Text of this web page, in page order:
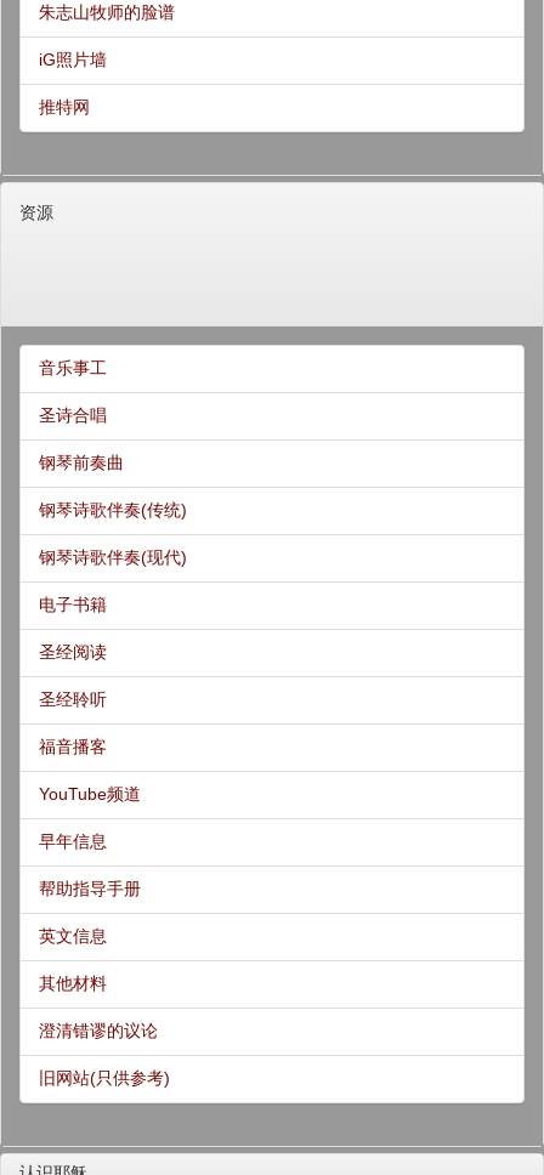
朱志山牧师的脸谱
iG照片墙
推特网
资源
音乐事工
圣诗合唱
钢琴前奏曲
钢琴诗歌伴奏(传统)
钢琴诗歌伴奏(现代)
电子书籍
圣经阅读
圣经聆听
福音播客
YouTube频道
早年信息
帮助指导手册
英文信息
其他材料
澄清错谬的议论
旧网站(只供参考)